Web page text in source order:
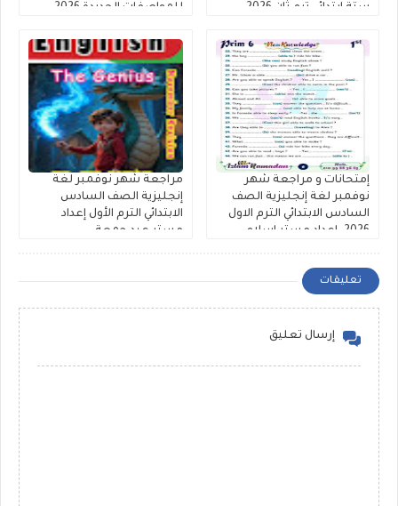
ستة ابتدائي ترم ثان 2026
للمواصفات الجديدة 2026
إمتحانات و مراجعة شهر
نوفمبر لغة إنجليزية الصف
السادس الابتدائي الترم الاول
2026. اعداد مستر اسلام
مراجعة شهر نوفمبر لغة
إنجليزية الصف السادس
الابتدائي الترم الأول إعداد
مستر عيد جمعة
تعليقات
إرسال تعليق